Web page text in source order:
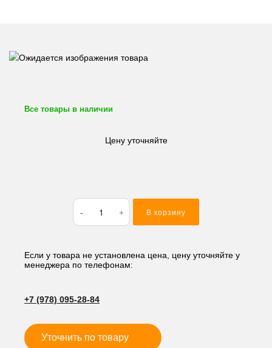
Все товары в наличии
Цену уточняйте
Количество
товара
Быстросъем
SANY
60/65*235*380,
24V
В корзину
Если у товара не установлена цена, цену уточняйте у
менеджера по телефонам:
+7 (978) 095-28-84
Уточнить по товару